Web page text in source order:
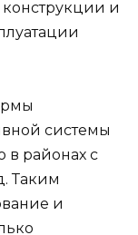
и
системы
в районах с
Таким
и